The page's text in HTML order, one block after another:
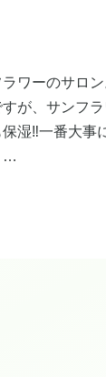
ワーのサロ
が、サンフ
湿‼︎一番大事